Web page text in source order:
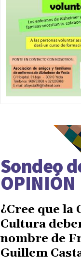
Sondeo
OPINIÓN
¿Cree que la
Cultura
nombre de
Guillem